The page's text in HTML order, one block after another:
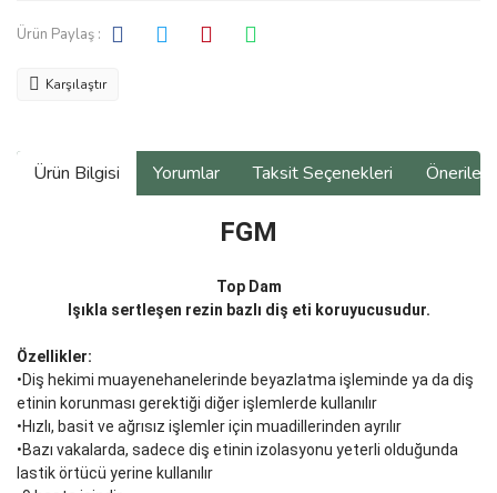
Ürün Paylaş :
Karşılaştır
Ürün Bilgisi Yorumlar Taksit Seçenekleri
FGM
Top Dam
Işıkla sertleşen rezin bazlı diş eti koruyucusudur.
Özellikler:
•Diş hekimi muayenehanelerinde beyazlatma işleminde ya da diş
etinin korunması gerektiği diğer işlemlerde kullanılır
•Hızlı, basit ve ağrısız işlemler için muadillerinden ayrılır
•Bazı vakalarda, sadece diş etinin izolasyonu yeterli olduğunda
lastik örtücü yerine kullanılır